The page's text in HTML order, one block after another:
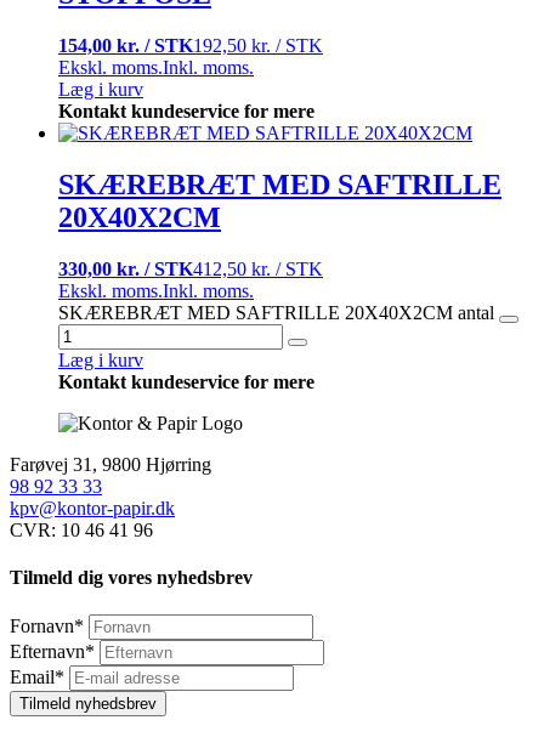
154,00 kr. / STK192,50 kr. / STK
Ekskl. moms.Inkl. moms.
Læg i kurv
Kontakt kundeservice for mere
SKÆREBRÆT MED SAFTRILLE
20X40X2CM
330,00 kr. / STK412,50 kr. / STK
Ekskl. moms.Inkl. moms.
SKÆREBRÆT MED SAFTRILLE 20X40X2CM antal
Læg i kurv
Kontakt kundeservice for mere
Farøvej 31, 9800 Hjørring
98 92 33 33
kpv@kontor-papir.dk
CVR: 10 46 41 96
Tilmeld dig vores nyhedsbrev
Fornavn*
Efternavn*
Email*
Tilmeld nyhedsbrev